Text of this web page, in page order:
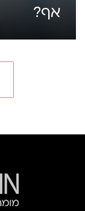
אף?